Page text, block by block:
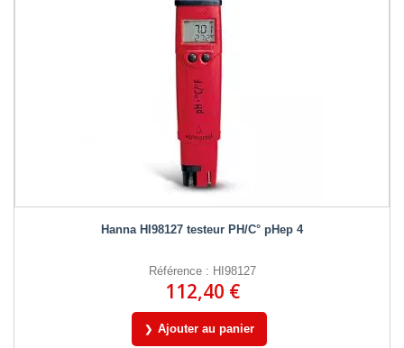
Hanna HI98127 testeur PH/C° pHep 4
Référence : HI98127
112,40 €
Ajouter au panier